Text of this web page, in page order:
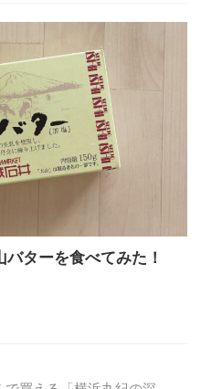
バターを食べてみた！